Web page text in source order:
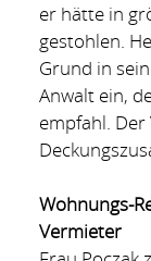
er hätte in
gestohlen.
Grund in
Anwalt ein,
empfahl.
Wohnungs-
Vermieter